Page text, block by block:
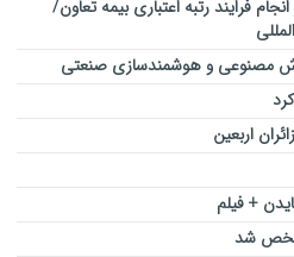
فرایند رتبه اعتباری بیمه تعاون/
مصنوعی و هوشمندسازی صنعتی
اربعین
+ فیلم
شد